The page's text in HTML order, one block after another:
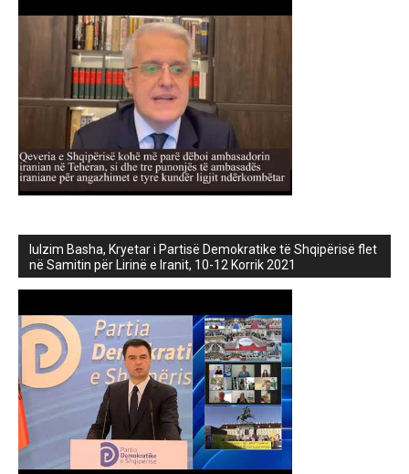
lulzim Basha, Kryetar i Partisë Demokratike të Shqipërisë flet
në Samitin për Lirinë e Iranit, 10-12 Korrik 2021